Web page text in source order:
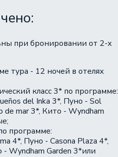
при бронировании от 2-х
тура - 12 ночей в отелях
класс 3* по программе:
del Inka 3*, Пуно - Sol
de mar 3*, Кито - Wyndham
программе:
4*, Пуно - Casona Plaza 4*,
- Wyndham Garden 3*или